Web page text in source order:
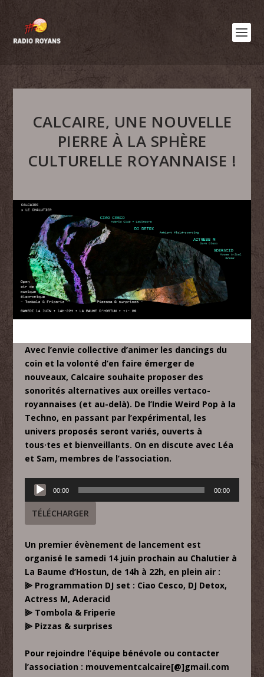
CALCAIRE, UNE NOUVELLE
PIERRE À LA SPHÈRE
CULTURELLE ROYANNAISE !
Avec l’envie collective d’animer les dancings du
coin et la volonté d’en faire émerger de
nouveaux, Calcaire souhaite proposer des
sonorités alternatives aux oreilles vertaco-
royannaises (et au-delà). De l’Indie Weird Pop à la
Techno, en passant par l’expérimental, les
univers proposés seront variés, ouverts à
tous·tes et bienveillants. On en discute avec Léa
et Sam, membres de l’association.
Lecteur
audio
00:00 00:00
TÉLÉCHARGER
Un premier évènement de lancement est
organisé le samedi 14 juin prochain au Chalutier à
La Baume d’Hostun, de 14h à 22h, en plein air :
⫸ Programmation DJ set : Ciao Cesco, DJ Detox,
Actress M, Aderacid
⫸ Tombola & Friperie
⫸ Pizzas & surprises
Pour rejoindre l’équipe bénévole ou contacter
l’association : mouvementcalcaire[@]gmail.com